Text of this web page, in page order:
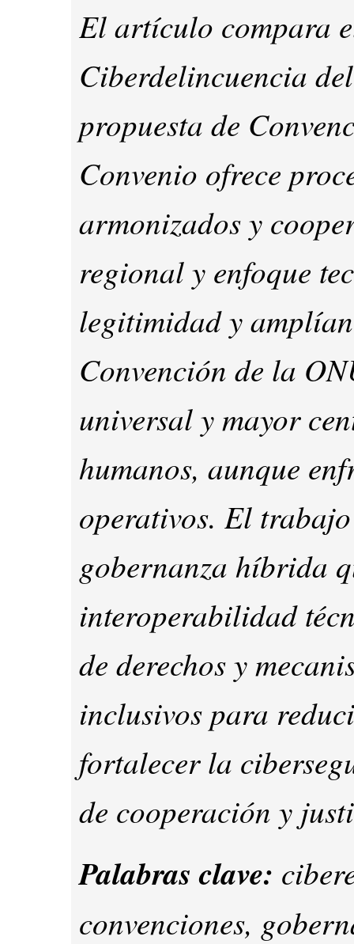
El artículo compara
Ciberdelincuencia
propuesta de
Convenio ofrece
armonizados y
regional y enfoque
legitimidad y
Convención de la
universal y mayor
humanos, aunque
operativos. El
gobernanza híbrida
interoperabilidad
de derechos y
inclusivos para
fortalecer la
de cooperación y
Palabras clave:
convenciones,